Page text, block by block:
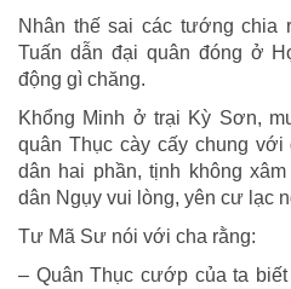
Nhân thế sai các tướng
Tuấn dẫn đại quân đóng ở
động gì chăng.
Khổng Minh ở trại Kỳ Sơn,
quân Thục cày cấy chung với
dân hai phần, tịnh không
dân Ngụy vui lòng, yên cư lạc
Tư Mã Sư nói với cha rằng:
– Quân Thục cướp của ta